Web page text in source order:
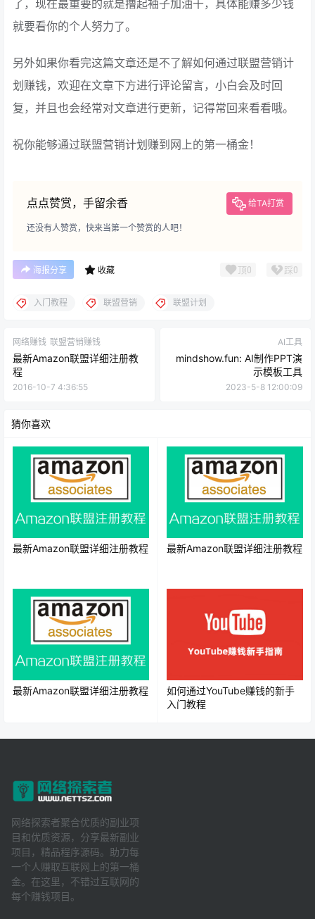
了，现在最重要的就是撸起袖子加油干，具体能赚多少钱
就要看你的个人努力了。
另外如果你看完这篇文章还是不了解如何通过联盟营销计
划赚钱，欢迎在文章下方进行评论留言，小白会及时回
复，并且也会经常对文章进行更新，记得常回来看看哦。
祝你能够通过联盟营销计划赚到网上的第一桶金！
点点赞赏，手留余香 给TA打赏
还没有人赞赏，快来当第一个赞赏的人吧！
海报分享 收藏 顶0 踩0
入门教程 联盟营销 联盟计划
网络赚钱 联盟营销赚钱
最新Amazon联盟详细注册教
程
2016-10-7 4:36:55
AI工具
mindshow.fun: AI制作PPT演
示模板工具
2023-5-8 12:00:09
猜你喜欢
最新Amazon联盟详细注册教程 最新Amazon联盟详细注册教程
最新Amazon联盟详细注册教程
如何通过YouTube赚钱的新手
入门教程
网络探索者聚合优质的副业项
目和优质资源，分享最新副业
项目，精品程序源码。助力每
一个人赚取互联网上的第一桶
金。在这里，不错过互联网的
每个赚钱项目。